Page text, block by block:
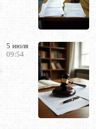
5 июля
09:54